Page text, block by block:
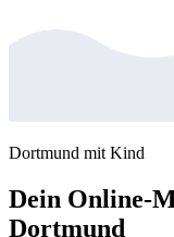
Dortmund mit Kind
Dein Online-
Dortmund